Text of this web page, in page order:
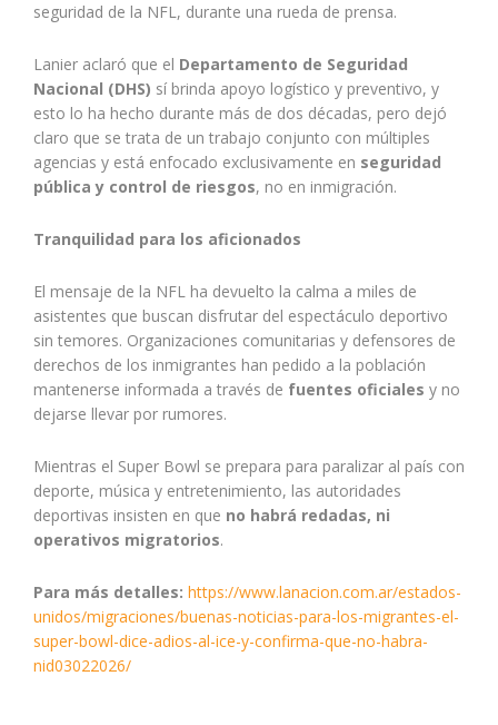
seguridad de la NFL, durante una rueda de prensa.
Lanier aclaró que el Departamento de Seguridad
Nacional (DHS) sí brinda apoyo logístico y preventivo, y
esto lo ha hecho durante más de dos décadas, pero dejó
claro que se trata de un trabajo conjunto con múltiples
agencias y está enfocado exclusivamente en seguridad
pública y control de riesgos, no en inmigración.
Tranquilidad para los aficionados
El mensaje de la NFL ha devuelto la calma a miles de
asistentes que buscan disfrutar del espectáculo deportivo
sin temores. Organizaciones comunitarias y defensores de
derechos de los inmigrantes han pedido a la población
mantenerse informada a través de fuentes oficiales y no
dejarse llevar por rumores.
Mientras el Super Bowl se prepara para paralizar al país con
deporte, música y entretenimiento, las autoridades
deportivas insisten en que no habrá redadas, ni
operativos migratorios.
Para más detalles: https://www.lanacion.com.ar/estados-
unidos/migraciones/buenas-noticias-para-los-migrantes-el-
super-bowl-dice-adios-al-ice-y-confirma-que-no-habra-
nid03022026/